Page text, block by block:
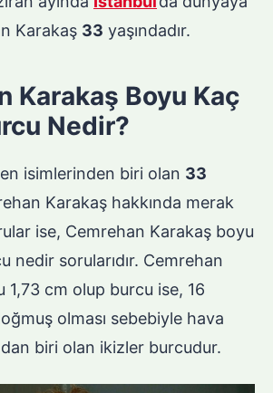
Karakaş 33 yaşındadır.
Karakaş Boyu Kaç
Nedir?
isimlerinden biri olan 33
Karakaş hakkında merak
ise, Cemrehan Karakaş boyu
nedir sorularıdır. Cemrehan
1,73 cm olup burcu ise, 16
olması sebebiyle hava
biri olan ikizler burcudur.